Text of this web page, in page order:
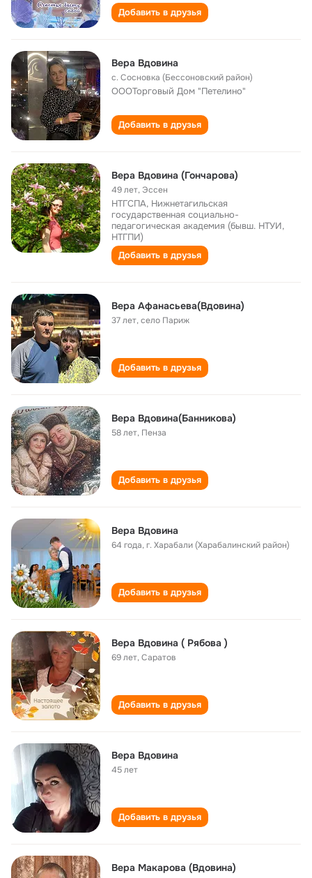
Добавить в друзья
Вера Вдовина
с. Сосновка (Бессоновский район)
ОООТорговый Дом "Петелино"
Добавить в друзья
Вера Вдовина (Гончарова)
49 лет, Эссен
НТГСПА, Нижнетагильская
государственная социально-
педагогическая академия (бывш. НТУИ,
НТГПИ)
Добавить в друзья
Вера Афанасьева(Вдовина)
37 лет,село Париж
Добавить в друзья
Вера Вдовина(Банникова)
58 лет, Пенза
Добавить в друзья
Вера Вдовина
64 года,г. Харабали (Харабалинский район)
Добавить в друзья
Вера Вдовина ( Рябова )
69 лет,Саратов
Добавить в друзья
Вера Вдовина
45 лет
Добавить в друзья
Вера Макарова (Вдовина)